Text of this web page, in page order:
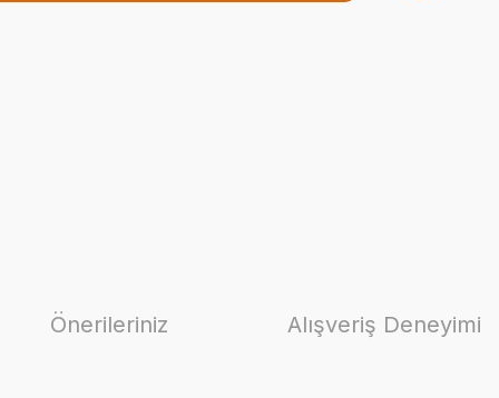
Önerileriniz Alışveriş Deneyimi